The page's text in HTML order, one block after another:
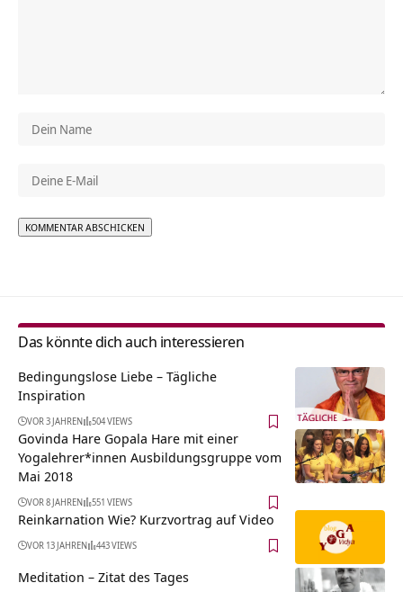
Das könnte dich auch interessieren
Bedingungslose Liebe – Tägliche
Inspiration
VOR 3 JAHREN 504 VIEWS
Govinda Hare Gopala Hare mit einer
Yogalehrer*innen Ausbildungsgruppe vom
Mai 2018
VOR 8 JAHREN 551 VIEWS
Reinkarnation Wie? Kurzvortrag auf Video
VOR 13 JAHREN 443 VIEWS
Meditation – Zitat des Tages